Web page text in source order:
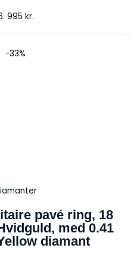
995 kr.
-33%
pavé ring, 18
med 0.41
diamant